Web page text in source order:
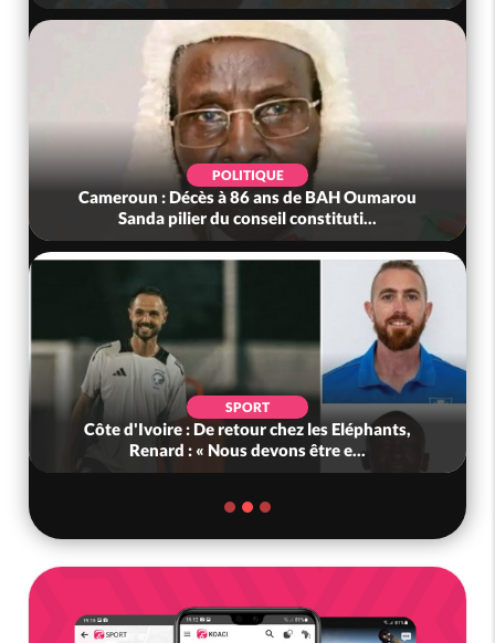
POLITIQUE
Cameroun : Décès à 86 ans de BAH Oumarou
Sanda pilier du conseil constituti...
SPORT
Côte d'Ivoire : De retour chez les Eléphants,
Renard : « Nous devons être e...